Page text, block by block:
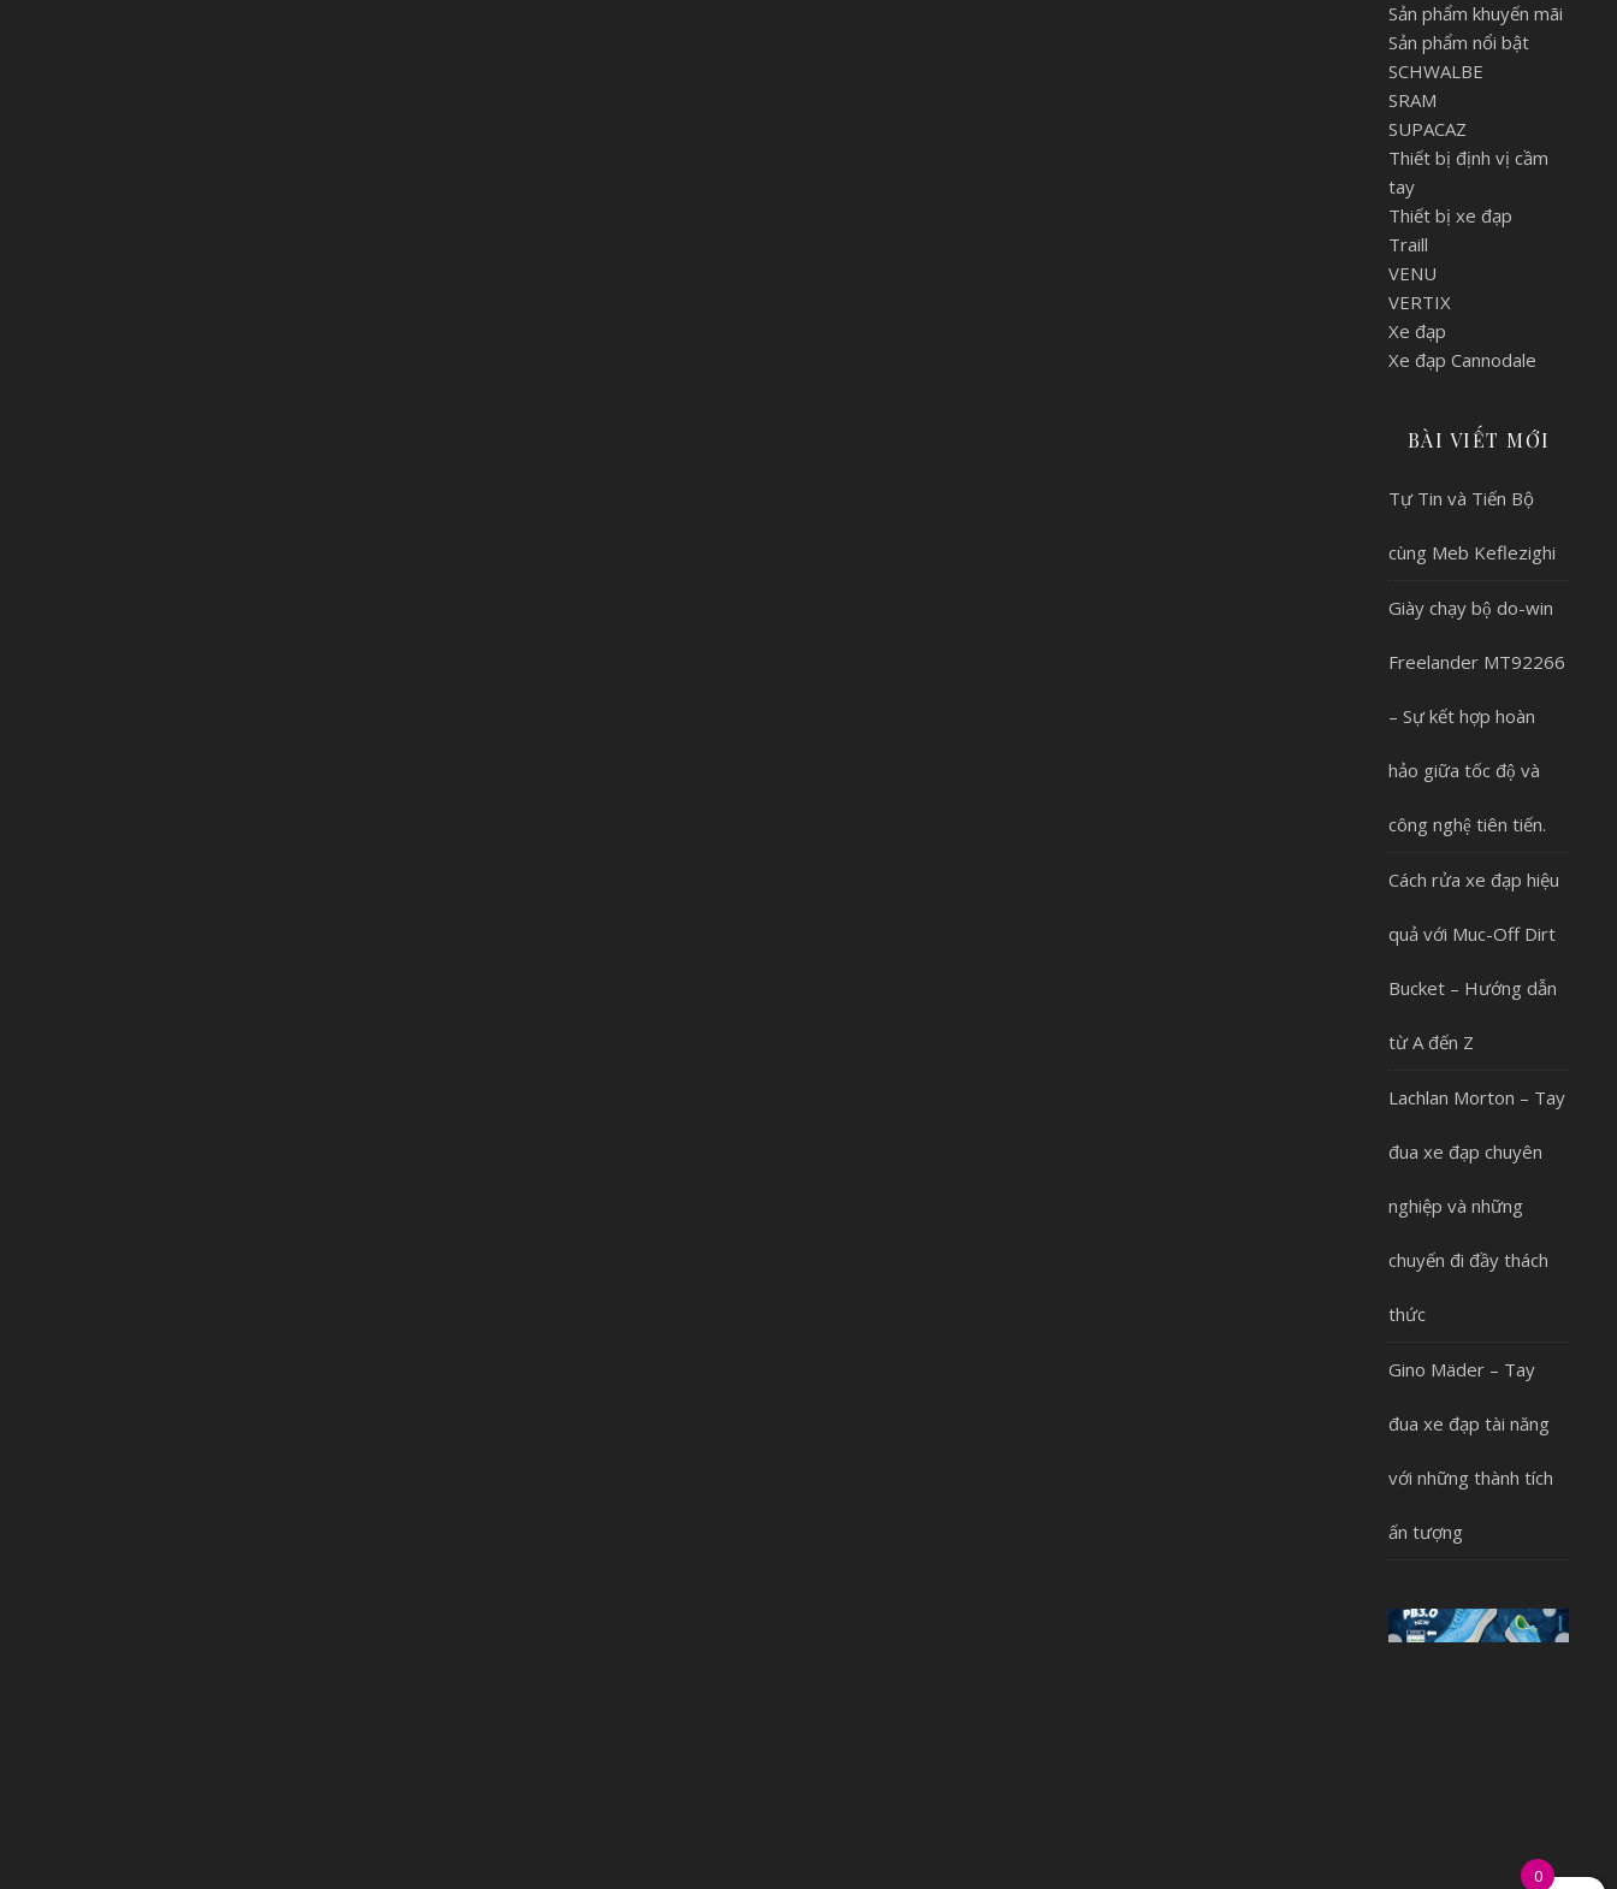
Sản phẩm khuyến mãi
Sản phẩm nổi bật
SCHWALBE
SRAM
SUPACAZ
Thiết bị định vị cầm
tay
Thiết bị xe đạp
Traill
VENU
VERTIX
Xe đạp
Xe đạp Cannodale
BÀI VIẾT MỚI
Tự Tin và Tiến Bộ
cùng Meb Keflezighi
Giày chạy bộ do-win
Freelander MT92266
– Sự kết hợp hoàn
hảo giữa tốc độ và
công nghệ tiên tiến.
Cách rửa xe đạp hiệu
quả với Muc-Off Dirt
Bucket – Hướng dẫn
từ A đến Z
Lachlan Morton – Tay
đua xe đạp chuyên
nghiệp và những
chuyến đi đầy thách
thức
Gino Mäder – Tay
đua xe đạp tài năng
với những thành tích
ấn tượng
0